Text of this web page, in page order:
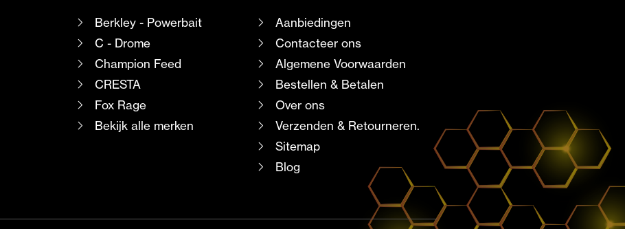
Berkley - Powerbait
C - Drome
Champion Feed
CRESTA
Fox Rage
Bekijk alle merken
Aanbiedingen
Contacteer ons
Algemene Voorwaarden
Bestellen & Betalen
Over ons
Verzenden & Retourneren.
Sitemap
Blog